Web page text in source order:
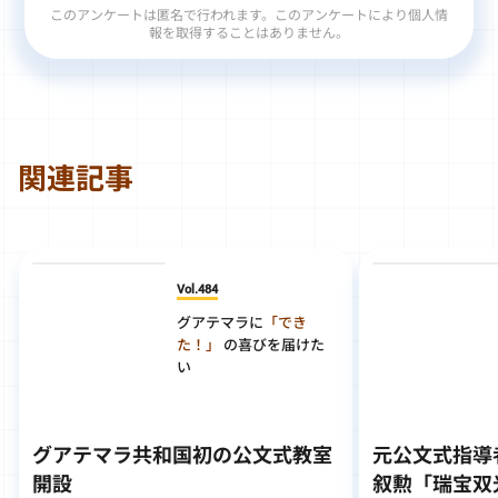
このアンケートは匿名で行われます。このアンケートにより個人情
報を取得することはありません。
関連記事
Vol.484
グアテマラに 「でき
た！」
の喜びを届けた
い
グアテマラ共和国初の公文式教室
開設
元公文式指
叙勲「瑞宝